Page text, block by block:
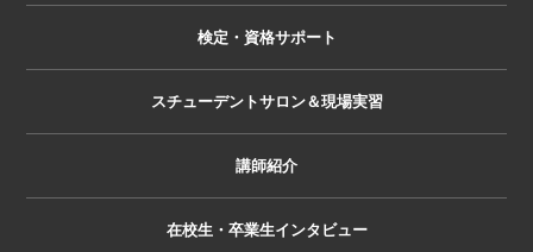
検定・資格サポート
スチューデントサロン＆現場実習
講師紹介
在校生・卒業生インタビュー